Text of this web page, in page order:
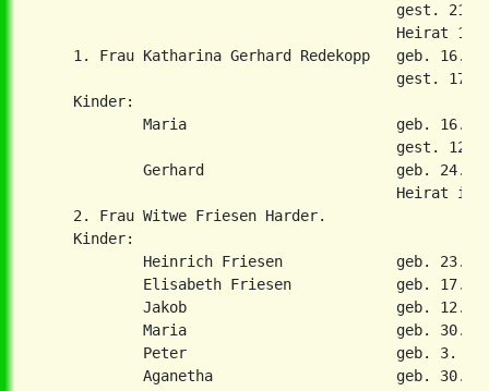
gest. 21.
Heirat 1.
1. Frau Katharina Gerhard Redekopp   geb. 16.
gest. 17.
    Kinder:
Maria                        geb. 16.
gest. 12.
Gerhard                      geb. 24.
Heirat in
    2. Frau Witwe Friesen Harder.
    Kinder:
Heinrich Friesen             geb. 23.
Elisabeth Friesen            geb. 17.
Jakob                        geb. 12.
Maria                        geb. 30.
Peter                        geb. 3.
Aganetha                     geb. 30.